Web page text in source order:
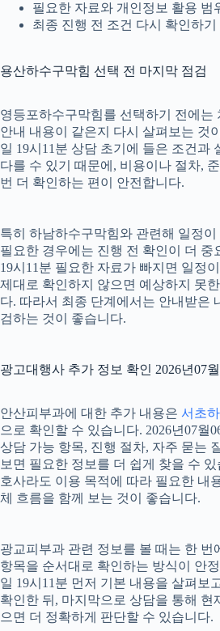
필요한 자료와 개인정보 활용 범
최종 진행 전 조건 다시 확인하기
용산하수구막힘 선택 전 마지막 점검
영등포하수구막힘를 선택하기 전에는
안내 내용이 같은지 다시 살펴보는 것
일 19시11분 상담 초기에 들은 조건과
다를 수 있기 때문에, 비용이나 절차,
번 더 확인하는 편이 안전합니다.
특히 하남하수구막힘와 관련해 일정이
필요한 경우에는 진행 전 확인이 더 중
19시11분 필요한 자료가 빠지면 일정
제대로 확인하지 않으면 예상하지 못
다. 따라서 최종 단계에서는 안내받은
검하는 것이 좋습니다.
광고대행사 추가 정보 확인 2026년07
안산피부과에 대한 추가 내용은 서초
으로 확인할 수 있습니다. 2026년07월
상담 가능 항목, 진행 절차, 자주 묻는
보면 필요한 정보를 더 쉽게 찾을 수
호사라도 이용 목적에 따라 필요한 내
체 흐름을 함께 보는 것이 좋습니다.
광교피부과 관련 정보를 볼 때는 한 번
항목을 순서대로 확인하는 방식이 안
일 19시11분 먼저 기본 내용을 살펴보
확인한 뒤, 마지막으로 상담을 통해 현
으면 더 정확하게 판단할 수 있습니다.